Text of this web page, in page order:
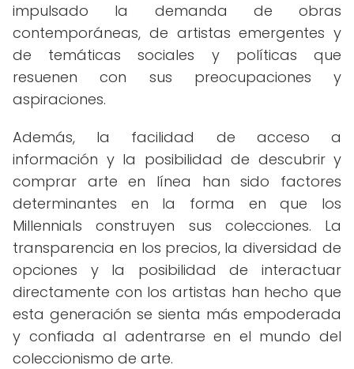
impulsado la demanda de obras
contemporáneas, de artistas emergentes y
de temáticas sociales y políticas que
resuenen con sus preocupaciones y
aspiraciones.
Además, la facilidad de acceso a
información y la posibilidad de descubrir y
comprar arte en línea han sido factores
determinantes en la forma en que los
Millennials construyen sus colecciones. La
transparencia en los precios, la diversidad de
opciones y la posibilidad de interactuar
directamente con los artistas han hecho que
esta generación se sienta más empoderada
y confiada al adentrarse en el mundo del
coleccionismo de arte.